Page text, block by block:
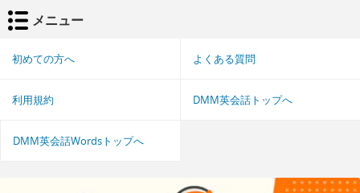
メニュー
初めての方へ よくある質問
利用規約 DMM英会話トップへ
DMM英会話Wordsトップへ